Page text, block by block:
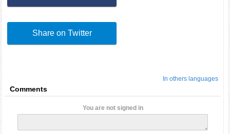
Share on Twitter
In others languages
Comments
You are not signed in